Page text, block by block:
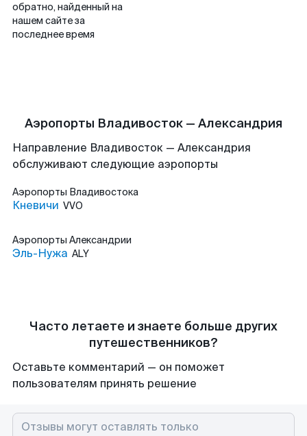
обратно, найденный на
нашем сайте за
последнее время
Аэропорты Владивосток — Александрия
Направление Владивосток — Александрия
обслуживают следующие аэропорты
Аэропорты Владивостока
Кневичи VVO
Аэропорты Александрии
Эль-Нужа ALY
Часто летаете и знаете больше других
путешественников?
Оставьте комментарий — он поможет
пользователям принять решение